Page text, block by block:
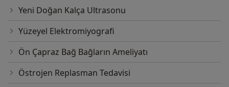
Yeni Doğan Kalça Ultrasonu
Yüzeyel Elektromiyografi
Ön Çapraz Bağ Bağların Ameliyatı
Östrojen Replasman Tedavisi